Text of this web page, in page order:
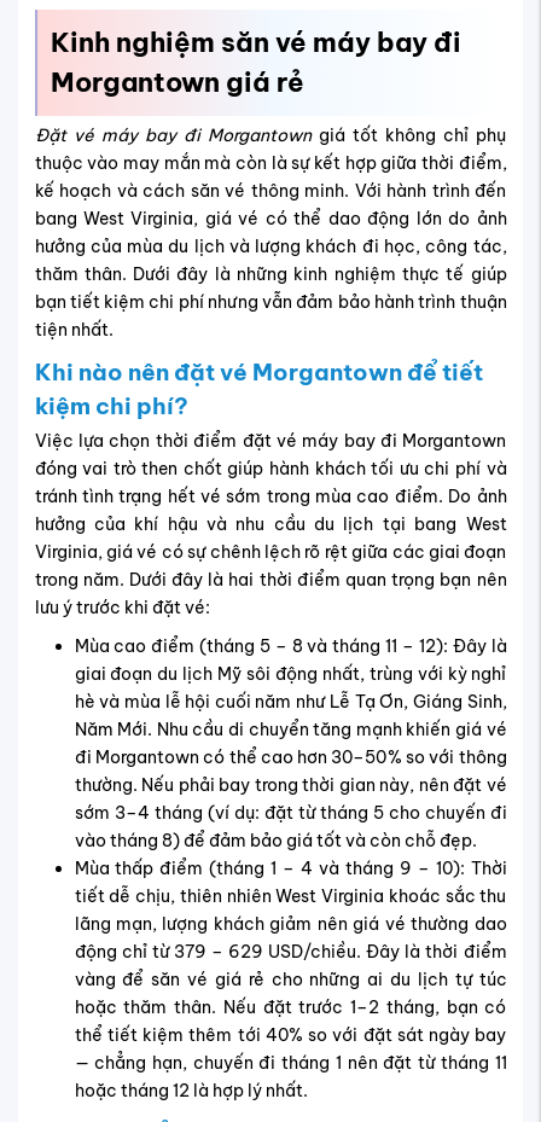
Kinh nghiệm săn vé máy bay đi
Morgantown giá rẻ
Đặt vé máy bay đi Morgantowngiá tốt không chỉ phụ
thuộc vào may mắn mà còn là sự kết hợp giữa thời điểm,
kế hoạch và cách săn vé thông minh. Với hành trình đến
bang West Virginia, giá vé có thể dao động lớn do ảnh
hưởng của mùa du lịch và lượng khách đi học, công tác,
thăm thân. Dưới đây là những kinh nghiệm thực tế giúp
bạn tiết kiệm chi phí nhưng vẫn đảm bảo hành trình thuận
tiện nhất.
Khi nào nên đặt vé Morgantown để tiết
kiệm chi phí?
Việc lựa chọn thời điểm đặt vé máy bay đi Morgantown
đóng vai trò then chốt giúp hành khách tối ưu chi phí và
tránh tình trạng hết vé sớm trong mùa cao điểm. Do ảnh
hưởng của khí hậu và nhu cầu du lịch tại bang West
Virginia, giá vé có sự chênh lệch rõ rệt giữa các giai đoạn
trong năm. Dưới đây là hai thời điểm quan trọng bạn nên
lưu ý trước khi đặt vé:
Mùa cao điểm (tháng 5 – 8 và tháng 11 – 12): Đây là
giai đoạn du lịch Mỹ sôi động nhất, trùng với kỳ nghỉ
hè và mùa lễ hội cuối năm như Lễ Tạ Ơn, Giáng Sinh,
Năm Mới. Nhu cầu di chuyển tăng mạnh khiến giá vé
đi Morgantown có thể cao hơn 30–50% so với thông
thường. Nếu phải bay trong thời gian này, nên đặt vé
sớm 3–4 tháng (ví dụ: đặt từ tháng 5 cho chuyến đi
vào tháng 8) để đảm bảo giá tốt và còn chỗ đẹp.
Mùa thấp điểm (tháng 1 – 4 và tháng 9 – 10): Thời
tiết dễ chịu, thiên nhiên West Virginia khoác sắc thu
lãng mạn, lượng khách giảm nên giá vé thường dao
động chỉ từ 379 – 629 USD/chiều. Đây là thời điểm
vàng để săn vé giá rẻ cho những ai du lịch tự túc
hoặc thăm thân. Nếu đặt trước 1–2 tháng, bạn có
thể tiết kiệm thêm tới 40% so với đặt sát ngày bay
— chẳng hạn, chuyến đi tháng 1 nên đặt từ tháng 11
hoặc tháng 12 là hợp lý nhất.